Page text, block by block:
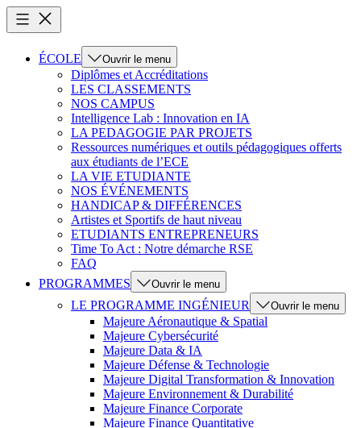
ÉCOLE Ouvrir le menu
Diplômes et Accréditations
LES CLASSEMENTS
NOS CAMPUS
Intelligence Lab : Innovation en IA
LA PEDAGOGIE PAR PROJETS
Ressources numériques et outils pédagogiques offerts
aux étudiants de l’ECE
LA VIE ETUDIANTE
NOS ÉVÉNEMENTS
HANDICAP & DIFFÉRENCES
Artistes et Sportifs de haut niveau
ETUDIANTS ENTREPRENEURS
Time To Act : Notre démarche RSE
FAQ
PROGRAMMES
Ouvrir le menu
LE PROGRAMME INGÉNIEUR Ouvrir le menu
Majeure Aéronautique & Spatial
Majeure Cybersécurité
Majeure Data & IA
Majeure Défense & Technologie
Majeure Digital Transformation & Innovation
Majeure Environnement & Durabilité
Majeure Finance Corporate
Majeure Finance Quantitative